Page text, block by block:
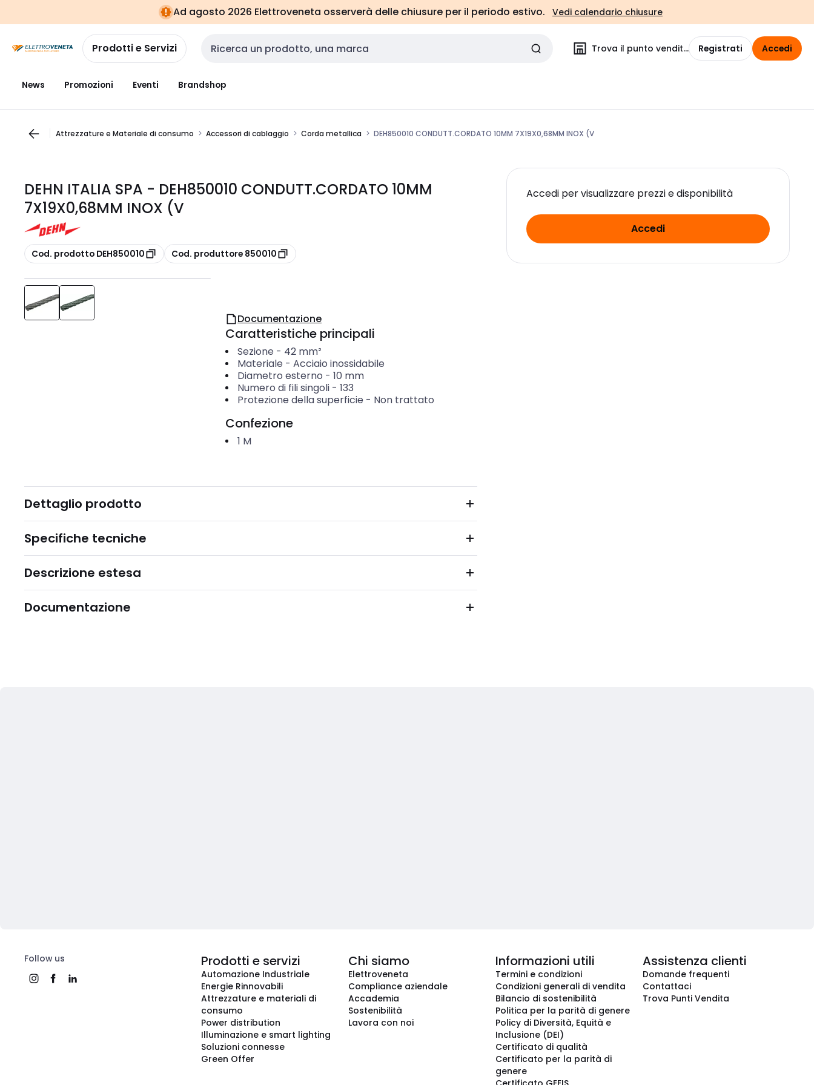
navigazionealla
pagina
Ad agosto 2026 Elettroveneta osserverà delle chiusure per il periodo estivo. Vedi calendario chiusure
Prodotti e Servizi Cerca input Trova il punto vendita Registrati Accedi
News Promozioni Eventi Brandshop
Attrezzature e Materiale di consumo Accessori di cablaggio Corda metallica DEH850010 CONDUTT.CORDATO 10MM 7X19X0,68MM INOX (V
DEHN ITALIA SPA - DEH850010 CONDUTT.CORDATO 10MM
7X19X0,68MM INOX (V
copia
Cod. prodotto DEH850010 copia
Cod. produttore 850010
Accedi per visualizzare prezzi e disponibilità
Accedi
Documentazione
Caratteristiche principali
Sezione - 42 mm²
Materiale - Acciaio inossidabile
Diametro esterno - 10 mm
Numero di fili singoli- 133
Protezione della superficie - Non trattato
Confezione
1 M
Dettaglio prodotto
Specifiche tecniche
Descrizione estesa
Documentazione
Follow us Prodotti e servizi
Automazione Industriale
Energie Rinnovabili
Attrezzature e materiali di
consumo
Power distribution
Illuminazione e smart lighting
Soluzioni connesse
Green Offer
Chi siamo
Elettroveneta
Compliance aziendale
Accademia
Sostenibilità
Lavora con noi
Informazioni utili
Termini e condizioni
Condizioni generali di vendita
Bilancio di sostenibilità
Politica per la parità di genere
Policy di Diversità, Equità e
Inclusione (DEI)
Certificato di qualità
Certificato per la parità di
genere
Assistenza clienti
Domande frequenti
Contattaci
Trova Punti Vendita